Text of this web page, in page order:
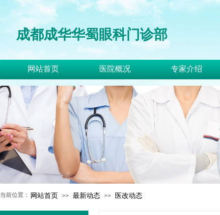
网站首页 >> 最新动态 >> 医改动态
当前位置：
网站首页 医院概况 专家介绍
成都成华华蜀眼科门诊部